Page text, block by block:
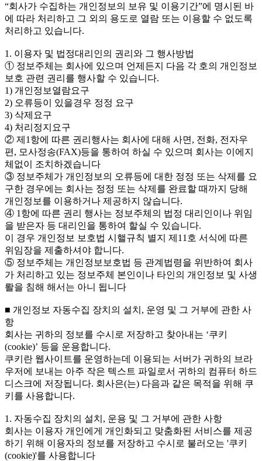
“회사가 수집하는 개인정보의 보유 및 이용기간”에 명시된 바
에 따라 처리하고 그 외의 용도로 열람 또는 이용할 수 없도록
처리하고 있습니다.
1. 이용자 및 법정대리인의 권리와 그 행사방법
① 정보주체는 회사에 있으며 언제든지 다음 각 호의 개인정보
보호 관련 권리를 행사할 수 있습니다.
1) 개인정보열람요구
2) 오류등이 있을경우 정정 요구
3) 삭제요구
4) 처리정지요구
② 제1항에 따른 권리행사는 회사에 대해 사면, 전화, 전자우
편, 모사정송(FAX)등을 통하여 하실 수 있으며 회사는 이에지
체없이 조치하겠습니다
③ 정보주체가 개인정보의 오류등에 대한 정정 또는 삭제를 요
구한 경우에는 회사는 정정 또는 삭제를 완료할 때까지 당해
개인정보를 이용하거나 제공하지 않습니다.
④ 1항에 따른 권리 행사는 정보주체의 법정 대리인이나 위임
을 받은자 등 대리인을 통하여 할실 수 있습니다.
이 경우 개인정보 보호법 시핼규칙 별지 제11호 서식에 따른
위임장을 제출하셔야 합니다.
⑤ 정보주체는 개인정보보호법 등 관계법령을 위반하여 회사
가 처리하고 있는 정보주체 본인이나 타인의 개인정보 및 사생
뢀을 침해 해서는 아니 됩니다
■ 개인정보 자동수집 장치의 설치, 운영 및 그 거부에 관한 사
항
회사는 귀하의 정보를 수시로 저장하고 찾아내는 ‘쿠키
(cookie)’ 등을 운용합니다.
쿠키란 웹사이트를 운영하는데 이용되는 서버가 귀하의 브라
우저에 보내는 아주 작은 텍스트 파일로서 귀하의 컴퓨터 하드
디스크에 저장됩니다. 회사은(는) 다음과 같은 목적을 위해 쿠
키를 사용합니다.
1. 자동수집 장치의 설치, 운용 및 그 거부에 관한 사항
회사는 이용자 개인에게 개인화되고 맞춤화된 서비스를 제공
하기 위해 이용자의 정보를 저장하고 수시로 불러오는 '쿠키
(cookie)'를 사용합니다